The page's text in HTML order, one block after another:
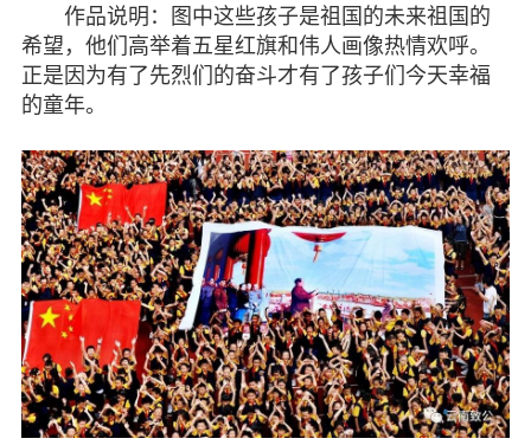
作品说明：图中这些孩子是祖国的未来祖国的
希望，他们高举着五星红旗和伟人画像热情欢呼。
正是因为有了先烈们的奋斗才有了孩子们今天幸福
的童年。